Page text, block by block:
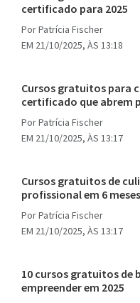
certificado para 2025
PorPatrícia Fischer
EM 21/10/2025, ÀS 13:18
Cursos gratuitos para
certificado que abrem
PorPatrícia Fischer
EM 21/10/2025, ÀS 13:17
Cursos gratuitos de
profissional em 6 meses
PorPatrícia Fischer
EM 21/10/2025, ÀS 13:17
10 cursos gratuitos de
empreender em 2025